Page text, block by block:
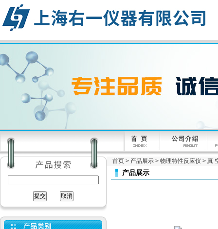
首页 > 产品展示 > 物理特性反应仪 > 真
产品展示